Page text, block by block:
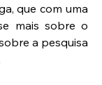
que com uma
mais sobre o
a pesquisa